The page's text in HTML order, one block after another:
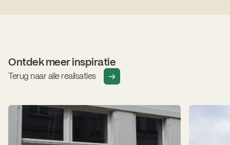
Ontdek meer inspiratie
Terug naar alle realisaties